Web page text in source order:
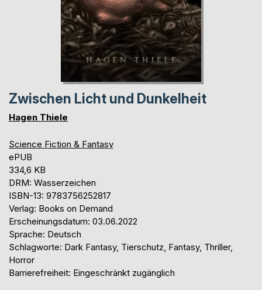
Zwischen Licht und Dunkelheit
Hagen Thiele
Science Fiction & Fantasy
ePUB
334,6 KB
DRM: Wasserzeichen
ISBN-13: 9783756252817
Verlag: Books on Demand
Erscheinungsdatum: 03.06.2022
Sprache: Deutsch
Schlagworte: Dark Fantasy, Tierschutz, Fantasy, Thriller,
Horror
Barrierefreiheit: Eingeschränkt zugänglich